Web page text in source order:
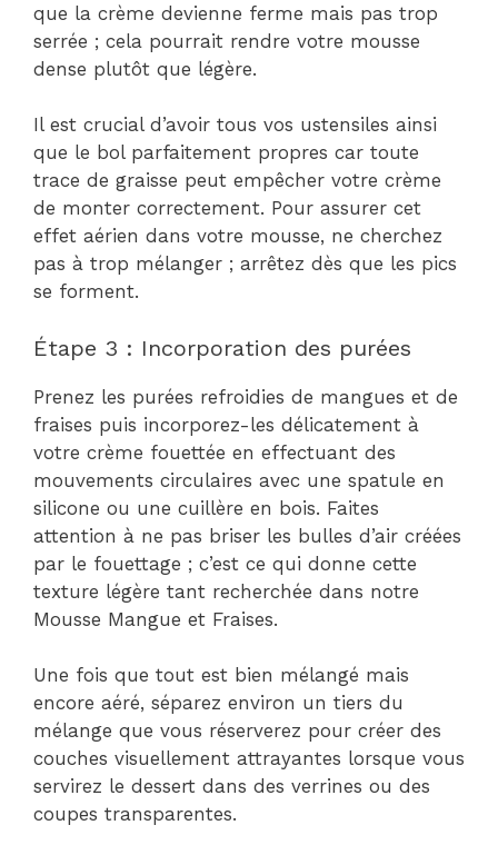
que la crème devienne ferme mais pas trop
serrée ; cela pourrait rendre votre mousse
dense plutôt que légère.
Il est crucial d’avoir tous vos ustensiles ainsi
que le bol parfaitement propres car toute
trace de graisse peut empêcher votre crème
de monter correctement. Pour assurer cet
effet aérien dans votre mousse, ne cherchez
pas à trop mélanger ; arrêtez dès que les pics
se forment.
Étape 3 : Incorporation des purées
Prenez les purées refroidies de mangues et de
fraises puis incorporez-les délicatement à
votre crème fouettée en effectuant des
mouvements circulaires avec une spatule en
silicone ou une cuillère en bois. Faites
attention à ne pas briser les bulles d’air créées
par le fouettage ; c’est ce qui donne cette
texture légère tant recherchée dans notre
Mousse Mangue et Fraises.
Une fois que tout est bien mélangé mais
encore aéré, séparez environ un tiers du
mélange que vous réserverez pour créer des
couches visuellement attrayantes lorsque vous
servirez le dessert dans des verrines ou des
coupes transparentes.